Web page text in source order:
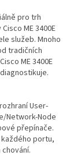
pro trh
ME 3400E
služeb. Mnoho
tradičních
ME 3400E
User-
Network-Node
přepínače.
portu,